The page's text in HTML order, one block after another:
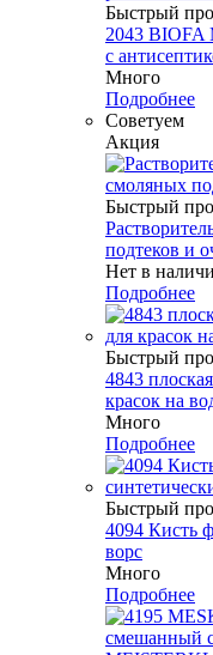
Быстрый
2043 BIOFA
с
Много
Подробнее
Советуем
Акция
Быстрый
подтеков и
Нет в
Подробнее
Быстрый
4843
красок на
Много
Подробнее
Быстрый
4094 Кисть
ворс
Много
Подробнее